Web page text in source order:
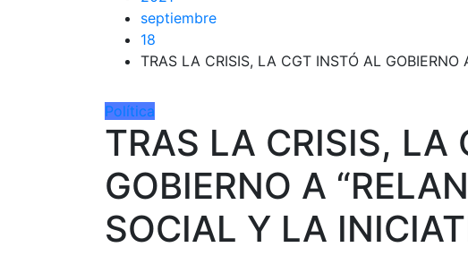
septiembre
18
TRAS LA CRISIS, LA CGT INSTÓ AL
Política
TRAS LA CRISIS, LA
GOBIERNO A
SOCIAL Y LA